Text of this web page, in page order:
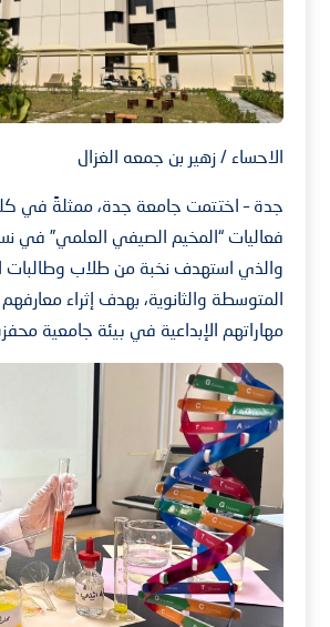
الاحساء / زهير بن جمعه الغزال
جدة – اختتمت جامعة جدة، ممثلةً في
فعاليات “المخيم الصيفي العلمي” في
والذي استهدف نخبة من طلاب وطالبات
المتوسطة والثانوية، بهدف إثراء معارفهم
مهاراتهم الإبداعية في بيئة جامعية